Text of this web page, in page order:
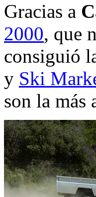
Gracias a
2000, que
consiguió
y Ski
son la más